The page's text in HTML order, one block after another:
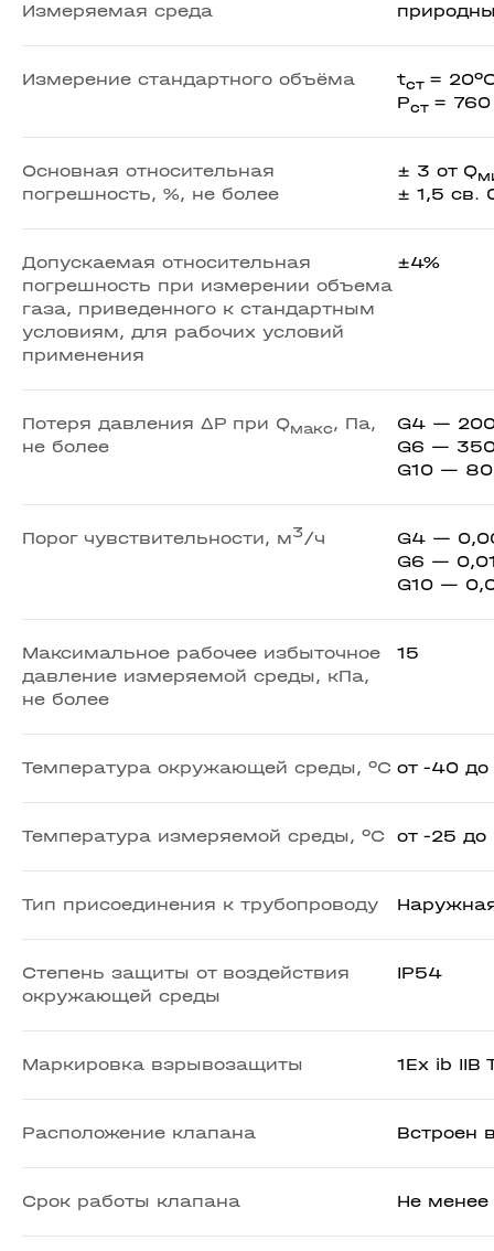
Измеряемая среда
Измерение стандартного объёма tст =
Pст = 760
Основная относительная
погрешность, %, не более
± 3 от Q
± 1,5 св.
Допускаемая относительная
погрешность при измерении объема
газа, приведенного к стандартным
условиям, для рабочих условий
применения
±4%
Потеря давления ΔP при Qмакс, Па,
не более
G4 —
G6 —
G10 —
Порог чувствительности, м3/ч
G4 —
G6 —
G10 —
Максимальное рабочее избыточное
давление измеряемой среды, кПа,
не более
15
Температура окружающей среды, ⁰С от -40
Температура измеряемой среды, ⁰С от -25 до
Тип присоединения к трубопроводу
Степень защиты от воздействия
окружающей среды
IP54
Маркировка взрывозащиты 1Ex ib IIB
Расположение клапана Встроен
Срок работы клапана Не